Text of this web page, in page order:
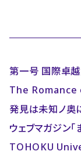
第一号 国際卓
The
発見は未知ノ奥
ウェブマガジン「
TOHOKU